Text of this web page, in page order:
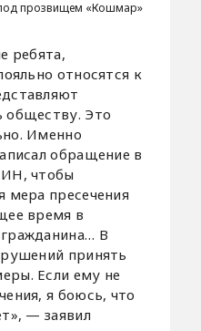
прозвищем «Кошмар»
ребята,
относятся к
обществу. Это
Именно
обращение в
чтобы
мера пресечения
время в
В
принять
Если ему не
я боюсь, что
— заявил